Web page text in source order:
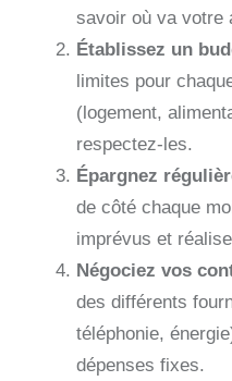
savoir où va votre
Établissez un
limites pour
(logement,
respectez-les.
Épargnez
de côté chaque
imprévus et
Négociez vos
des différents
téléphonie,
dépenses fixes.